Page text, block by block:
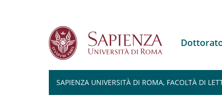
Dottorato
SAPIENZA UNIVERSITÀ DI ROMA, FACOLTÀ DI